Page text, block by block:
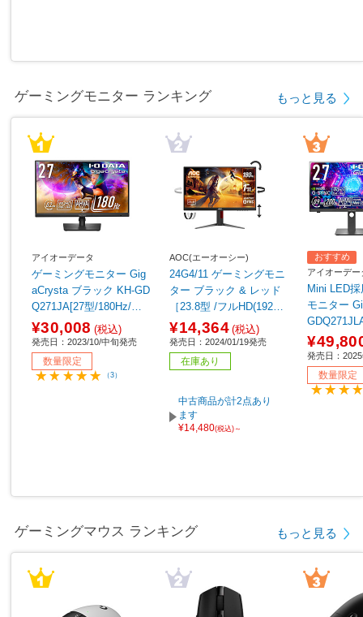
ゲーミングモニター ランキング もっと見る
アイオーデータ
ゲーミングモニター Gig
aCrysta ブラック KH-GD
Q271JA[27型/180Hz/WQ
HD/AHVAパネル]
¥30,008 (税込)
発売日：2023/10/中旬発売
数量限定
（3）
AOC(エーオーシー)
24G4/11 ゲーミングモニ
ター ブラック & レッド
［23.8型 /フルHD(1920×
1080) /ワイド /180Hz］
¥14,364 (税込)
発売日：2024/01/19発売
在庫あり
中古商品が計2点あり
ます
¥14,480(税込)～
おすすめ
アイオーデー
Mini LED
モニター
［27型/
0）/
属］
発売日：
数量限定
ゲーミングマウス ランキング もっと見る